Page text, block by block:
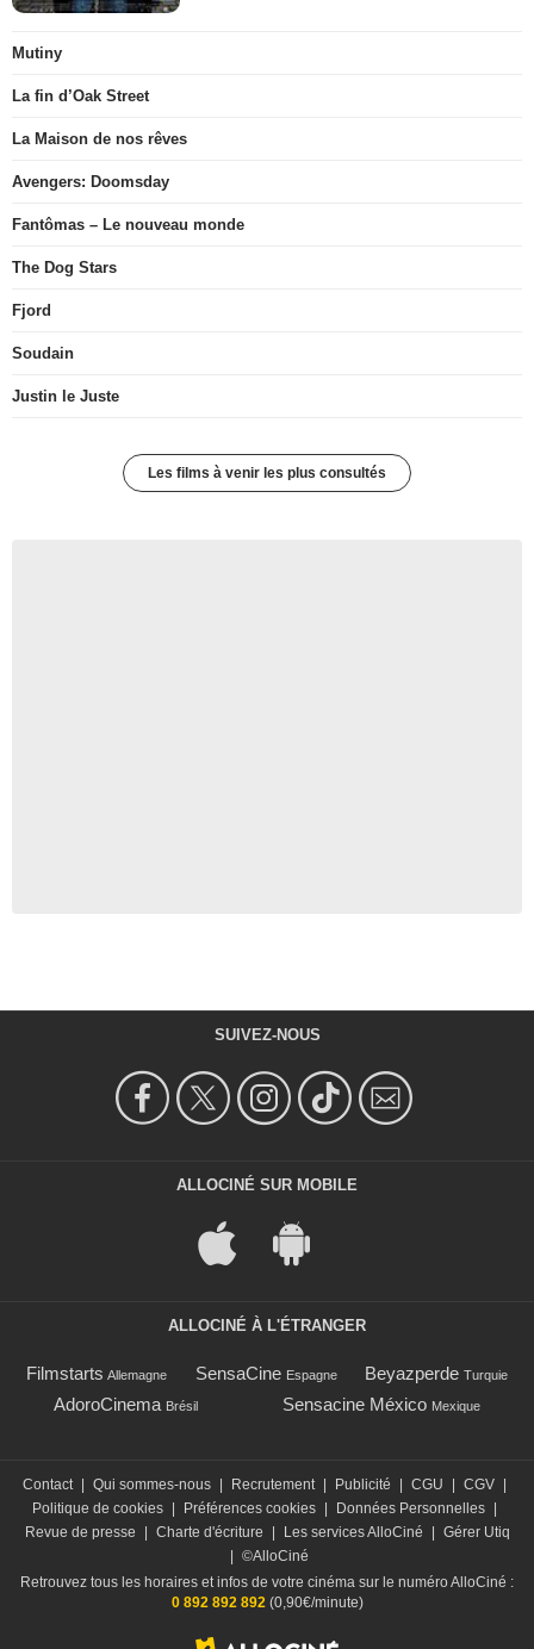
Mutiny
La fin d’Oak Street
La Maison de nos rêves
Avengers: Doomsday
Fantômas – Le nouveau monde
The Dog Stars
Fjord
Soudain
Justin le Juste
Les films à venir les plus consultés
SUIVEZ-NOUS
ALLOCINÉ SUR MOBILE
ALLOCINÉ À L'ÉTRANGER
Filmstarts Allemagne SensaCine Espagne Beyazperde Turquie
AdoroCinema Brésil Sensacine México Mexique
Contact Qui sommes-nous Recrutement Publicité CGU CGV
Politique de cookies
Préférences cookies Données Personnelles
Revue de presse
Charte d'écriture Les services AlloCiné
Gérer Utiq
©AlloCiné
Retrouvez tous les horaires et infos de votre cinéma sur le numéro AlloCiné :
0 892 892 892(0,90€/minute)